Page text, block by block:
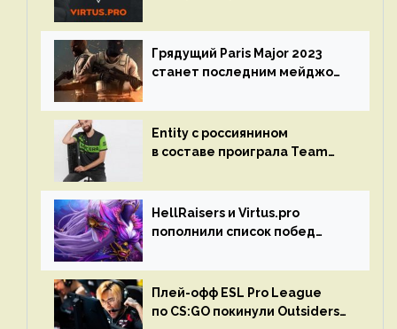
Грядущий Paris Major 2023
станет последним мейджор-
Entity с россиянином
в составе проиграла Team
HellRaisers и Virtus.pro
пополнили список побед
Плей-офф ESL Pro League
по CS:GO покинули Outsiders